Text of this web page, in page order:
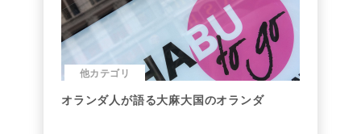
他カテゴリ
オランダ人が語る大麻大国のオランダ